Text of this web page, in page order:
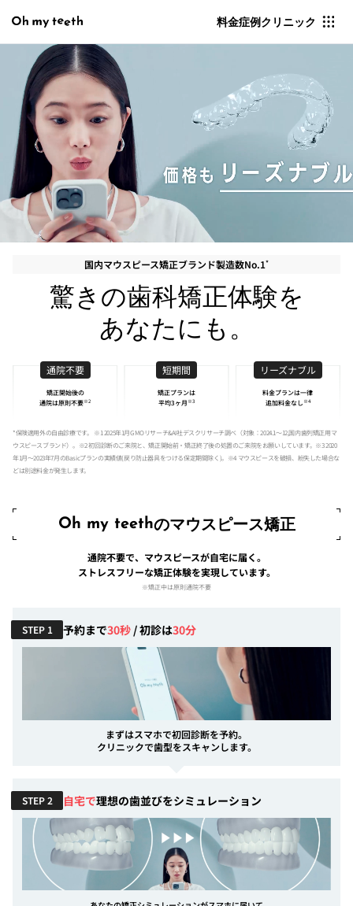
料金症例クリニック
国内マウスピース矯正ブランド製造数No.1*
驚きの歯科矯正体験を
あなたにも。
通院不要
矯正開始後の
通院は原則不要※2
短期間
矯正プランは
平均3ヶ月 ※3
リーズナブル
料金プランは一律
追加料金なし ※4
*保険適用外の自由診療です。 ※1 2025年1月GMOリサーチ&AI社デスクリサーチ調べ（対象：2024.1〜12,国内歯列矯正用マ
ウスピースブランド）。※2 初回診断のご来院と、矯正開始前・矯正終了後の処置のご来院をお願いしています。※3 2020
年1月〜2023年7月のBasicプランの実績値(戻り防止器具をつける保定期間除く)。※4 マウスピースを破損、紛失した場合な
どは別途料金が発生します。
Oh my teethのマウスピース矯正
通院不要で、マウスピースが自宅に届く。
ストレスフリーな矯正体験を実現しています。
※矯正中は原則通院不要
STEP 1 予約まで30秒 / 初診は30分
まずはスマホで初回診断を予約。
クリニックで歯型をスキャンします。
STEP 2 自宅で理想の歯並びをシミュレーション